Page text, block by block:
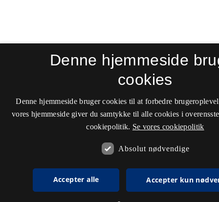
Denne hjemmeside
cookies
Denne hjemmeside bruger cookies til at forbedre
vores hjemmeside giver du samtykke til alle cookies i
cookiepolitik. Se vores cookiepolitik
Absolut nødvendige
Accepter alle Accepter kun